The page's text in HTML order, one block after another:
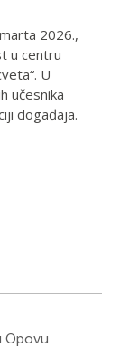
2026.,
u centru
U
učesnika
događaja.
Opovu